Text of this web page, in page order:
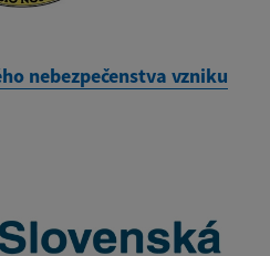
nebezpečenstva vzniku